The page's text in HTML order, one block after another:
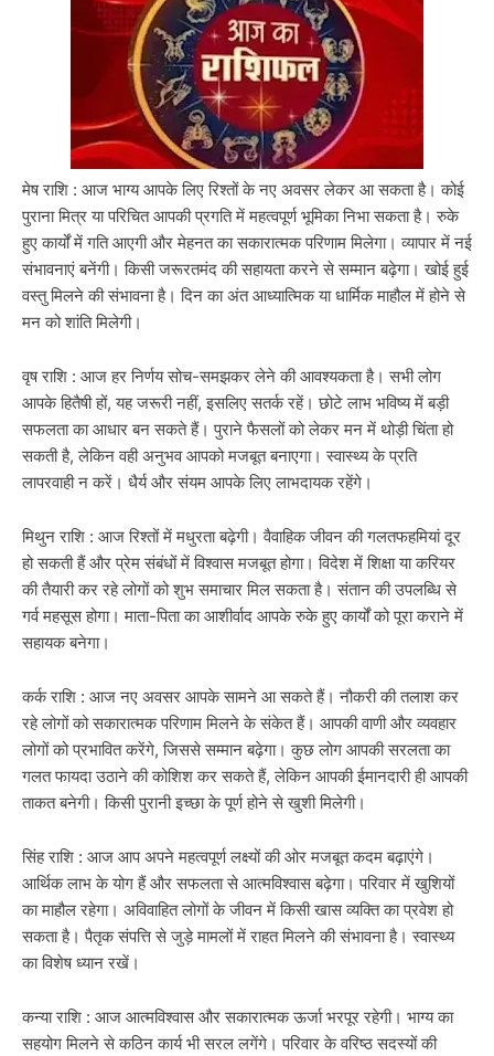
मेष राशि : आज भाग्य आपके लिए रिश्तों के नए अवसर लेकर आ सकता है। कोई
पुराना मित्र या परिचित आपकी प्रगति में महत्वपूर्ण भूमिका निभा सकता है। रुके
हुए कार्यों में गति आएगी और मेहनत का सकारात्मक परिणाम मिलेगा। व्यापार में नई
संभावनाएं बनेंगी। किसी जरूरतमंद की सहायता करने से सम्मान बढ़ेगा। खोई हुई
वस्तु मिलने की संभावना है। दिन का अंत आध्यात्मिक या धार्मिक माहौल में होने से
मन को शांति मिलेगी।
वृष राशि : आज हर निर्णय सोच-समझकर लेने की आवश्यकता है। सभी लोग
आपके हितैषी हों, यह जरूरी नहीं, इसलिए सतर्क रहें। छोटे लाभ भविष्य में बड़ी
सफलता का आधार बन सकते हैं। पुराने फैसलों को लेकर मन में थोड़ी चिंता हो
सकती है, लेकिन वही अनुभव आपको मजबूत बनाएगा। स्वास्थ्य के प्रति
लापरवाही न करें। धैर्य और संयम आपके लिए लाभदायक रहेंगे।
मिथुन राशि : आज रिश्तों में मधुरता बढ़ेगी। वैवाहिक जीवन की गलतफहमियां दूर
हो सकती हैं और प्रेम संबंधों में विश्वास मजबूत होगा। विदेश में शिक्षा या करियर
की तैयारी कर रहे लोगों को शुभ समाचार मिल सकता है। संतान की उपलब्धि से
गर्व महसूस होगा। माता-पिता का आशीर्वाद आपके रुके हुए कार्यों को पूरा कराने में
सहायक बनेगा।
कर्क राशि : आज नए अवसर आपके सामने आ सकते हैं। नौकरी की तलाश कर
रहे लोगों को सकारात्मक परिणाम मिलने के संकेत हैं। आपकी वाणी और व्यवहार
लोगों को प्रभावित करेंगे, जिससे सम्मान बढ़ेगा। कुछ लोग आपकी सरलता का
गलत फायदा उठाने की कोशिश कर सकते हैं, लेकिन आपकी ईमानदारी ही आपकी
ताकत बनेगी। किसी पुरानी इच्छा के पूर्ण होने से खुशी मिलेगी।
सिंह राशि : आज आप अपने महत्वपूर्ण लक्ष्यों की ओर मजबूत कदम बढ़ाएंगे।
आर्थिक लाभ के योग हैं और सफलता से आत्मविश्वास बढ़ेगा। परिवार में खुशियों
का माहौल रहेगा। अविवाहित लोगों के जीवन में किसी खास व्यक्ति का प्रवेश हो
सकता है। पैतृक संपत्ति से जुड़े मामलों में राहत मिलने की संभावना है। स्वास्थ्य
का विशेष ध्यान रखें।
कन्या राशि : आज आत्मविश्वास और सकारात्मक ऊर्जा भरपूर रहेगी। भाग्य का
सहयोग मिलने से कठिन कार्य भी सरल लगेंगे। परिवार के वरिष्ठ सदस्यों की